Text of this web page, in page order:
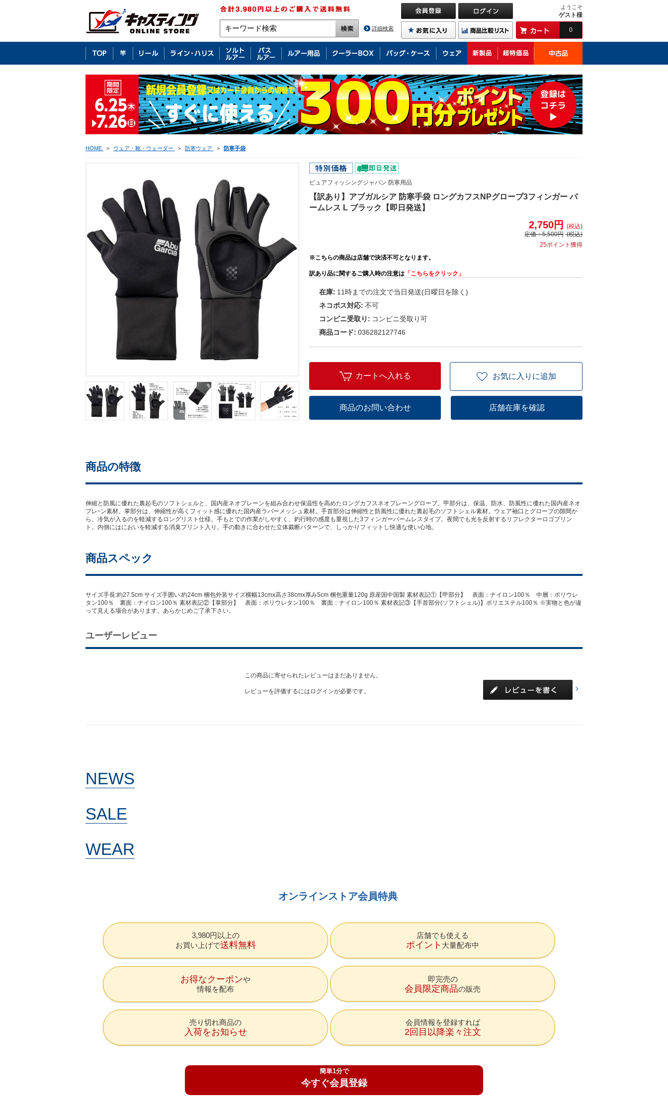
詳細検索
ようこそ
ゲスト様
0
HOME > ウェア・靴・ウェーダー > 防寒ウェア > 防寒手袋
ピュアフィッシングジャパン 防寒用品
【訳あり】アブガルシア 防寒手袋 ロングカフスNPグローブ3フィンガー パ
ームレス L ブラック【即日発送】
2,750円
(税込)
定価：5,500円 (税込)
25ポイント獲得
※こちらの商品は店舗で決済不可となります。
訳あり品に関するご購入時の注意は 「こちらをクリック」
在庫: 11時までの注文で当日発送(日曜日を除く)
ネコポス対応: 不可
コンビニ受取り: コンビニ受取り可
商品コード: 036282127746
カートへ入れる お気に入りに追加
商品のお問い合わせ 店舗在庫を確認
商品の特徴
伸縮と防風に優れた裏起毛のソフトシェルと、国内産ネオプレーンを組み合わせ保温性を高めたロングカフスネオプレーングローブ。甲部分は、保温、防水、防風性に優れた国内産ネオ
プレｰン素材。掌部分は、伸縮性が高くフィット感に優れた国内産ラバーメッシュ素材。手首部分は伸縮性と防風性に優れた裏起毛のソフトシェル素材。ウェア袖口とグローブの隙間か
ら、冷気が入るのを軽減するロングリスト仕様。手もとでの作業がしやすく、釣行時の感度も重視した3フィンガーパームレスタイプ。夜間でも光を反射するリフレクターロゴプリン
ト。内側にはにおいを軽減する消臭プリント入り。手の動きに合わせた立体裁断パターンで、しっかりフィットし快適な使い心地。
商品スペック
サイズ手長:約27.5cm サイズ手囲い:約24cm 梱包外装サイズ横幅13cmx高さ38cmx厚み5cm 梱包重量120g 原産国中国製 素材表記①【甲部分】 表面：ナイロン100％ 中層：ポリウレ
タン100％ 裏面：ナイロン100％ 素材表記②【掌部分】 表面：ポリウレタン100％ 裏面：ナイロン100％ 素材表記③【手首部分(ソフトシェル)】ポリエステル100％ ※実物と色が違
って見える場合があります。あらかじめご了承下さい。
ユーザーレビュー
この商品に寄せられたレビューはまだありません。
レビューを評価するには ログインが必要です。
NEWS
SALE
WEAR
オンラインストア会員特典
3,980円以上の
お買い上げで送料無料
店舗でも使える
ポイント 大量配布中
お得なクーポン
情報を配布
即完売の
会員限定商品の販売
売り切れ商品の
入荷をお知らせ
会員情報を登録すれば
2回目以降楽々注文
簡単1分で
今すぐ会員登録